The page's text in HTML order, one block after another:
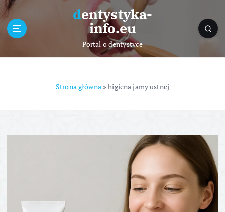
t
dentystyka-
info.eu
Portal o dentystyce
Strona główna»higiena jamy ustnej